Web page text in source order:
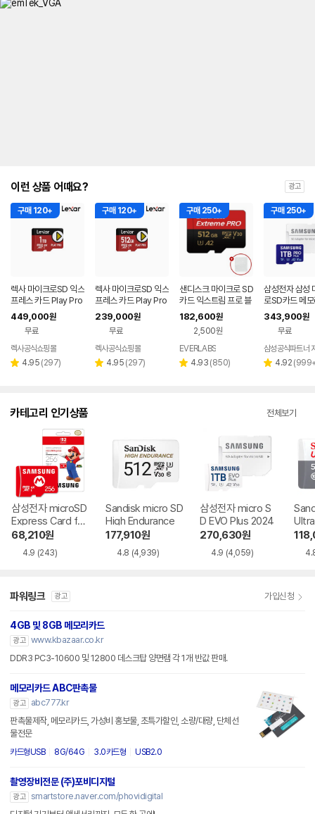
이런 상품 어때요? 광고
구매 120+
렉사 마이크로SD 익스
프레스 카드 Play Pro
닌텐도스위치2 메모리
1TB
449,000원
무료
렉사공식쇼핑몰
별 4.95 리
(297)
구매 120+
렉사 마이크로SD 익스
프레스 카드 Play Pro
닌텐도스위치2 메모리
512GB
239,000원
무료
렉사공식쇼핑몰
별 4.95 리
(297)
구매 250+
샌디스크 마이크로 SD
카드 익스트림 프로 블
랙박스 카메라 메모리
+케이스 512GB
182,600원
2,500원
페이
EVERLABS
별 4.93 리
(850)
구매 250+
삼성전자 삼성
로SD카드 메
PRO PLUS
343,900원
무료
삼성공식파트너
별 4.92 리
(
카테고리 인기상품 전체보기
삼성전자 microSD
Express Card for
Nintendo Switch
68,210원
4.9 (243)
Sandisk micro SD
High Endurance
177,910원
4.8 (4,939)
삼성전자 micro S
D EVO Plus 2024
270,630원
4.9 (4,059)
파워링크 광고 가입신청
4GB 및 8GB 메모리카드
광고 www.kbazaar.co.kr
DDR3 PC3-10600 및 12800 데스크탑 양면램 각 1개 반값 판매.
메모리카드 ABC판촉물
광고
abc777.kr
판촉물제작, 메모리카드, 가성비 홍보물, 초특가할인, 소량/대량, 단체선
물전문
카드형USB 8G/64G 3.0카드형 USB2.0
촬영장비전문 (주)포비디지털
광고 smartstore.naver.com/phovidigital